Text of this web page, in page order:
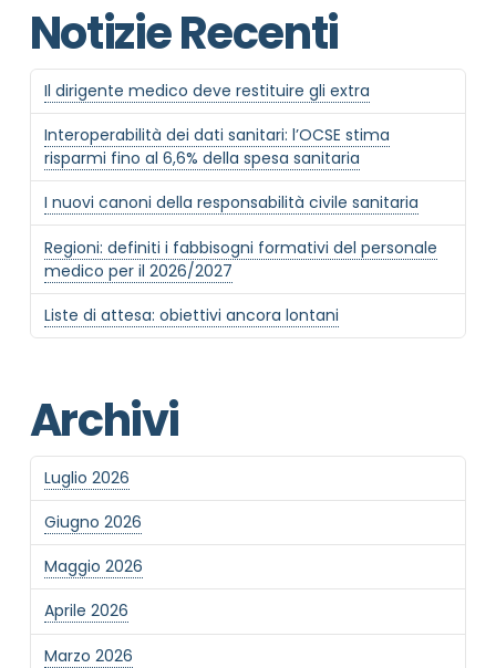
Notizie Recenti
Il dirigente medico deve restituire gli extra
Interoperabilità dei dati sanitari: l’OCSE stima
risparmi fino al 6,6% della spesa sanitaria
I nuovi canoni della responsabilità civile sanitaria
Regioni: definiti i fabbisogni formativi del personale
medico per il 2026/2027
Liste di attesa: obiettivi ancora lontani
Archivi
Luglio 2026
Giugno 2026
Maggio 2026
Aprile 2026
Marzo 2026